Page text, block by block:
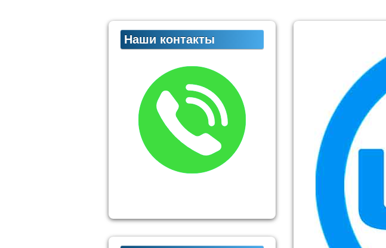
Наши контакты